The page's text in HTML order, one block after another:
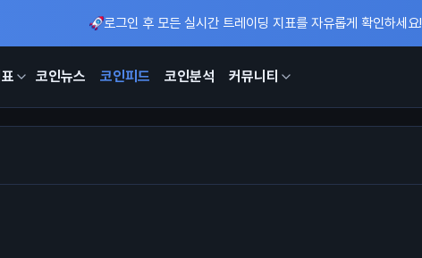
로그인 후 모든 실시간 트레이딩 지표를 자유롭게 확인하세요!
코인뉴스 코인피드 코인분석 커뮤니티